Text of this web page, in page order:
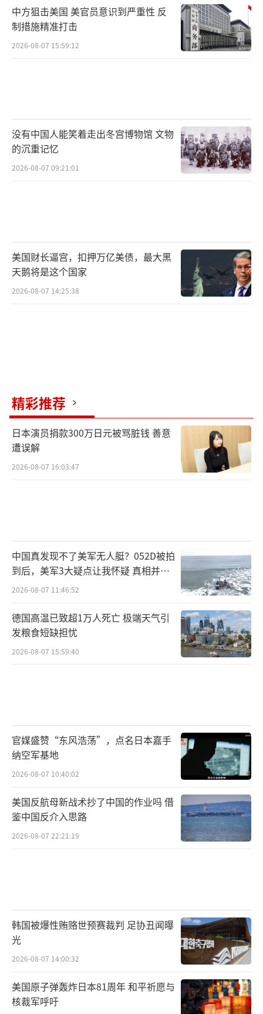
中方狙击美国 美官员意识到严重性 反
制措施精准打击
2026-08-07 15:59:12
没有中国人能笑着走出冬宫博物馆 文物
的沉重记忆
2026-08-07 09:21:01
美国财长逼宫，扣押万亿美债，最大黑
天鹅将是这个国家
2026-08-07 14:25:38
精彩推荐
日本演员捐款300万日元被骂脏钱 善意
遭误解
2026-08-07 16:03:47
中国真发现不了美军无人艇？052D被拍
到后，美军3大疑点让我怀疑 真相并非
如此
2026-08-07 11:46:52
德国高温已致超1万人死亡 极端天气引
发粮食短缺担忧
2026-08-07 15:59:40
官媒盛赞“东风浩荡”，点名日本嘉手
纳空军基地
2026-08-07 10:40:02
美国反航母新战术抄了中国的作业吗 借
鉴中国反介入思路
2026-08-07 22:21:19
韩国被爆性贿赂世预赛裁判 足协丑闻曝
光
2026-08-07 14:00:32
美国原子弹轰炸日本81周年 和平祈愿与
核裁军呼吁